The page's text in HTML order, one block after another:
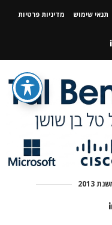
תנאי שימוש
מדיניות פרטיות